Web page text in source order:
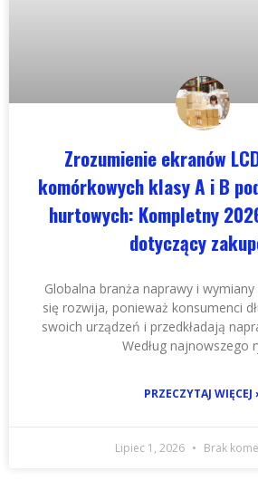
Zrozumienie ekranów
komórkowych klasy A i B
hurtowych: Kompletny
dotyczący
Globalna branża naprawy i
się rozwija, ponieważ konsumenci
swoich urządzeń i przedkładają
Według najnowszego
PRZECZYTAJ WIĘCEJ
Lipiec 1, 2026 Brak